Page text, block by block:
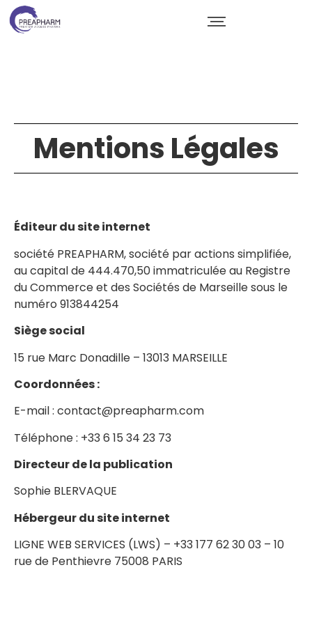
Mentions Légales
Éditeur du site internet
société PREAPHARM, société par actions simplifiée,
au capital de 444.470,50 immatriculée au Registre
du Commerce et des Sociétés de Marseille sous le
numéro 913844254
Siège social
15 rue Marc Donadille – 13013 MARSEILLE
Coordonnées :
E-mail : contact@preapharm.com
Téléphone : +33 6 15 34 23 73
Directeur de la publication
Sophie BLERVAQUE
Hébergeur du site internet
LIGNE WEB SERVICES (LWS) – +33 177 62 30 03 – 10
rue de Penthievre 75008 PARIS